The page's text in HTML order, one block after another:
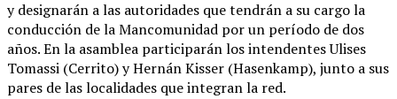
y designarán a las autoridades que tendrán a su cargo la
conducción de la Mancomunidad por un período de dos
años. En la asamblea participarán los intendentes Ulises
Tomassi (Cerrito) y Hernán Kisser (Hasenkamp), junto a sus
pares de las localidades que integran la red.